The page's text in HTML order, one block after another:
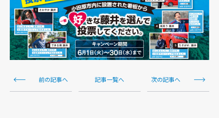
前の記事へ 記事一覧へ 次の記事へ